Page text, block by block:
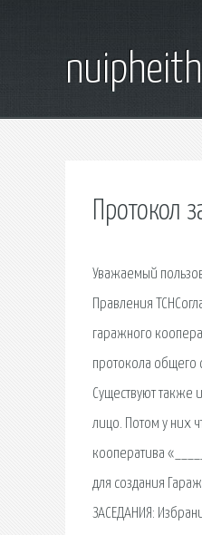
Протокол
Уважаемый
Правления
гаражного
протокола общего
Существуют также
лицо. Потом у них
кооператива
для создания
ЗАСЕДАНИЯ: